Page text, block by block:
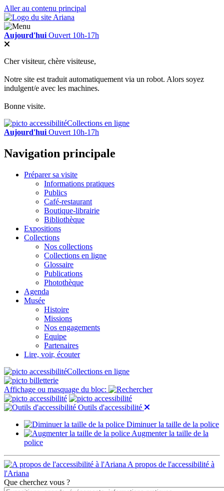
Aller au contenu principal
Aujourd'hui Ouvert 10h-17h
Cher visiteur, chère visiteuse,
Notre site est traduit automatiquement via un robot. Alors soyez
indulgent/e avec les machines.
Bonne visite.
Collections en ligne
Aujourd'hui Ouvert 10h-17h
Navigation principale
Préparer sa visite
Informations pratiques
Publics
Café-restaurant
Boutique-librairie
Bibliothèque
Expositions
Collections
Nos collections
Collections en ligne
Glossaire
Publications
Photothèque
Agenda
Musée
Histoire
Missions
Nos engagements
Equipe
Partenaires
Lire, voir, écouter
Collections en ligne
Affichage ou masquage du bloc:
Outils d'accessibilité
Diminuer la taille de la police
Augmenter la taille de la
police
A propos de l'accessibilité à
l'Ariana
Que cherchez vous ?